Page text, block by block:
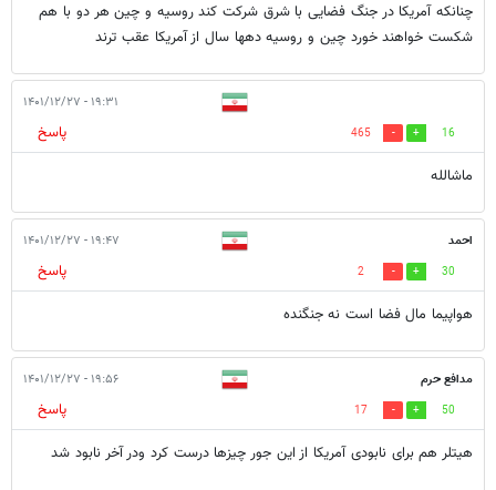
چنانکه آمریکا در جنگ فضایی با شرق شرکت کند روسیه و چین هر دو با هم
شکست خواهند خورد چین و روسیه دهها سال از آمریکا عقب ترند
۱۹:۳۱ - ۱۴۰۱/۱۲/۲۷
16
465
پاسخ
ماشالله
احمد ۱۹:۴۷ - ۱۴۰۱/۱۲/۲۷
30
2
پاسخ
هواپیما مال فضا است نه جنگنده
مدافع حرم ۱۹:۵۶ - ۱۴۰۱/۱۲/۲۷
50
17
پاسخ
هیتلر هم برای نابودی آمریکا از این جور چیزها درست کرد ودر آخر نابود شد